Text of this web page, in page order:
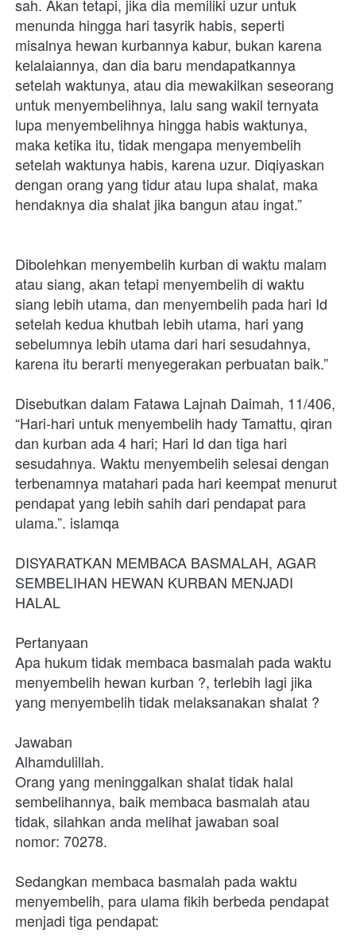
sah. Akan tetapi, jika dia memiliki uzur untuk
menunda hingga hari tasyrik habis, seperti
misalnya hewan kurbannya kabur, bukan karena
kelalaiannya, dan dia baru mendapatkannya
setelah waktunya, atau dia mewakilkan seseorang
untuk menyembelihnya, lalu sang wakil ternyata
lupa menyembelihnya hingga habis waktunya,
maka ketika itu, tidak mengapa menyembelih
setelah waktunya habis, karena uzur. Diqiyaskan
dengan orang yang tidur atau lupa shalat, maka
hendaknya dia shalat jika bangun atau ingat.”
Dibolehkan menyembelih kurban di waktu malam
atau siang, akan tetapi menyembelih di waktu
siang lebih utama, dan menyembelih pada hari Id
setelah kedua khutbah lebih utama, hari yang
sebelumnya lebih utama dari hari sesudahnya,
karena itu berarti menyegerakan perbuatan baik.”
Disebutkan dalam Fatawa Lajnah Daimah, 11/406,
“Hari-hari untuk menyembelih hady Tamattu, qiran
dan kurban ada 4 hari; Hari Id dan tiga hari
sesudahnya. Waktu menyembelih selesai dengan
terbenamnya matahari pada hari keempat menurut
pendapat yang lebih sahih dari pendapat para
ulama.”. islamqa
DISYARATKAN MEMBACA BASMALAH, AGAR
SEMBELIHAN HEWAN KURBAN MENJADI
HALAL
Pertanyaan
Apa hukum tidak membaca basmalah pada waktu
menyembelih hewan kurban ?, terlebih lagi jika
yang menyembelih tidak melaksanakan shalat ?
Jawaban
Alhamdulillah.
Orang yang meninggalkan shalat tidak halal
sembelihannya, baik membaca basmalah atau
tidak, silahkan anda melihat jawaban soal
nomor: 70278.
Sedangkan membaca basmalah pada waktu
menyembelih, para ulama fikih berbeda pendapat
menjadi tiga pendapat: